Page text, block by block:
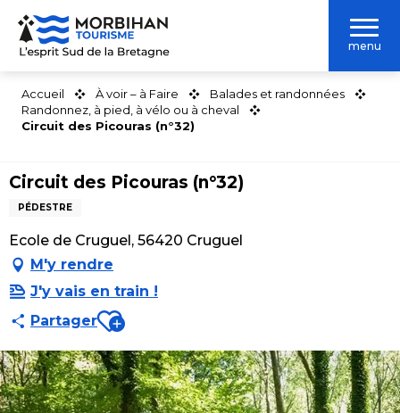
Aller
contenu
menu
Accueil À voir – à Faire
Balades et randonnées
Randonnez, à pied, à vélo ou à cheval
Circuit des Picouras (n°32)
Circuit des Picouras (n°32)
PÉDESTRE
Ecole de Cruguel, 56420 Cruguel
M'y rendre
J'y vais en train !
PartagerAjouter aux favoris